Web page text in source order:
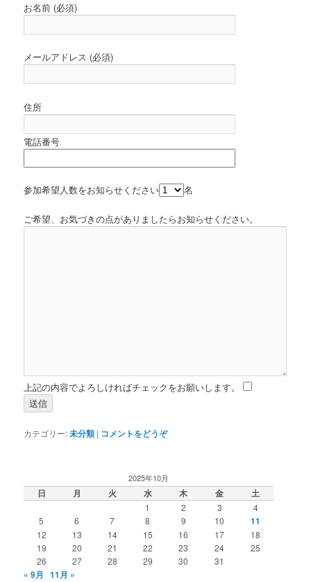
お名前 (必須)
メールアドレス (必須)
住所
電話番号
参加希望人数をお知らせください 名
ご希望、お気づきの点がありましたらお知らせください。
上記の内容でよろしければチェックをお願いします。
カテゴリー:未分類 | コメントをどうぞ
2025年10月
日 月 火 水 木 金 土
1 2 3
4
5
6 7 8 9 10 11
12 13 14 15 16 17
18
19
20 21 22 23 24
25
26
27 28 29 30 31
« 9月 11月 »